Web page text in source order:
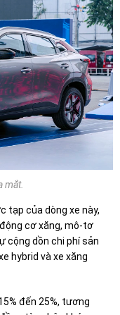
mắt.
tạp của dòng xe này,
cơ xăng, mô-tơ
cộng dồn chi phí sản
hybrid và xe xăng
đến 25%, tương